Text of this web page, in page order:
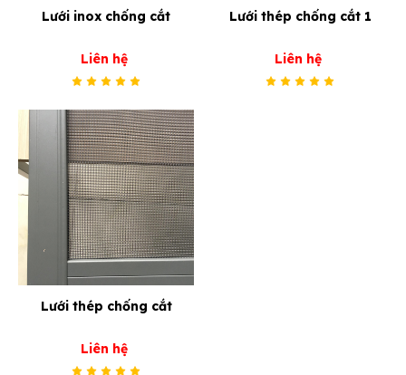
Lưới inox chống cắt
Liên hệ
Lưới thép chống cắt 1
Liên hệ
Lưới thép chống cắt
Liên hệ